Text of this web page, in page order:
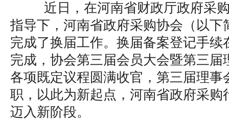
近日，在河南省财政厅政府采
指导下，河南省政府采购协会（以下
完成了换届工作。换届备案登记手续
完成，协会第三届会员大会暨第三届
各项既定议程圆满收官，第三届理事
职，以此为新起点，河南省政府采购
迈入新阶段。